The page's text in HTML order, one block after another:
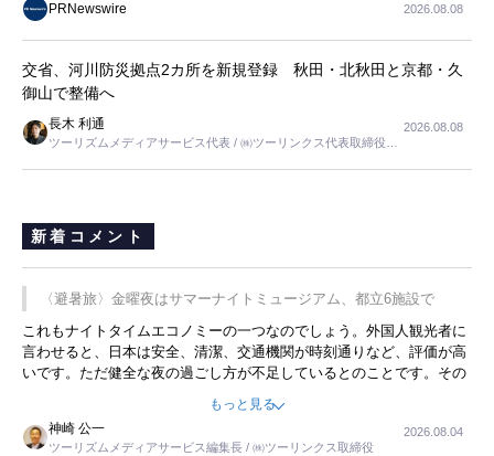
PRNewswire 2026.08.08
交省、河川防災拠点2カ所を新規登録 秋田・北秋田と京都・久
御山で整備へ
長木 利通
ツーリズムメディアサービス代表 / ㈱ツーリンクス代表取締役社
2026.08.08
新着コメント
〈避暑旅〉金曜夜はサマーナイトミュージアム、都立6施設で
これもナイトタイムエコノミーの一つなのでしょう。外国人観光者に
言わせると、日本は安全、清潔、交通機関が時刻通りなど、評価が高
いです。ただ健全な夜の過ごし方が不足しているとのことです。その
ような意味で、金曜夜にこのようなイベントが行われれば、日本人に
限らず外国人にとっても楽しみが増えるでしょうね。
もっと見る
神崎 公一
ツーリズムメディアサービス編集長 / ㈱ツーリンクス取締役
2026.08.04